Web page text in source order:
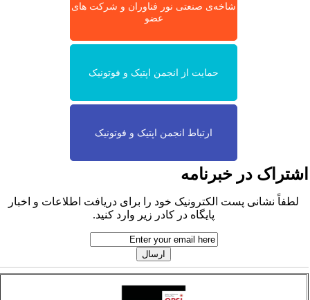
شاخه‌ی صنعتی نور فناوران و شرکت های
عضو
حمایت از انجمن اپتیک و فوتونیک
ارتباط انجمن اپتیک و فوتونیک
در خبرنامه
لطفاً نشانی پست الکترونیک خود را برای دریافت اطلاعات و اخبار
پایگاه در کادر زیر وارد کنید.